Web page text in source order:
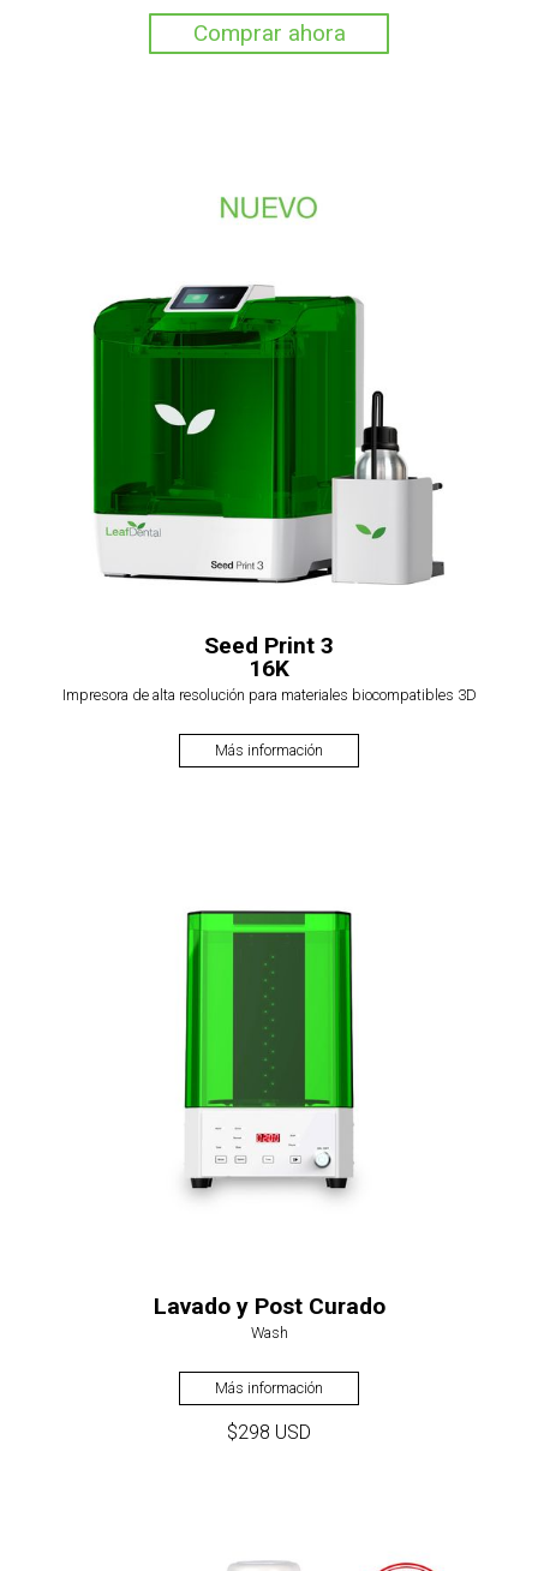
Comprar ahora
Seed Print 3
16K
Impresora de alta resolución para materiales biocompatibles 3D
Más información
Lavado y Post Curado
Wash
Más información
$298 USD